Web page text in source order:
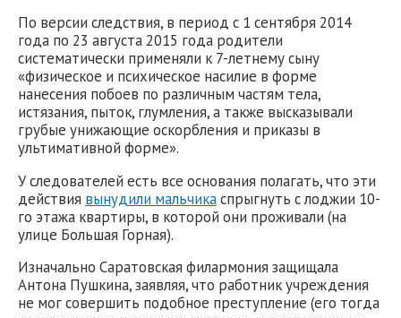
По версии следствия, в период с 1 сентября 2014
года по 23 августа 2015 года родители
систематически применяли к 7-летнему сыну
«физическое и психическое насилие в форме
нанесения побоев по различным частям тела,
истязания, пыток, глумления, а также высказывали
грубые унижающие оскорбления и приказы в
ультимативной форме».
У следователей есть все основания полагать, что эти
действия вынудили мальчикаспрыгнуть с лоджии 10-
го этажа квартиры, в которой они проживали (на
улице Большая Горная).
Изначально Саратовская филармония защищала
Антона Пушкина, заявляя, что работник учреждения
не мог совершить подобное преступление (его тогда